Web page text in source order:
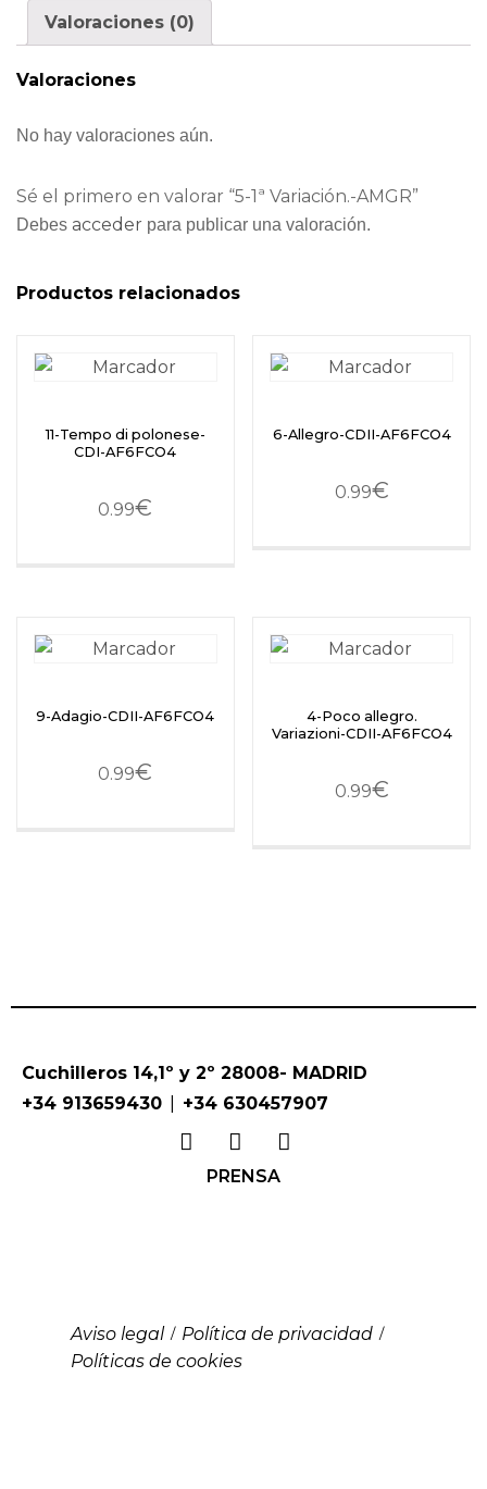
Valoraciones (0)
Valoraciones
No hay valoraciones aún.
Sé el primero en valorar “5-1ª Variación.-AMGR”
Debes acceder para publicar una valoración.
Productos relacionados
11-Tempo di polonese-
CDI-AF6FCO4
0.99€
6-Allegro-CDII-AF6FCO4
0.99€
9-Adagio-CDII-AF6FCO4
0.99€
4-Poco allegro.
Variazioni-CDII-AF6FCO4
0.99€
Cuchilleros 14,1º y 2º 28008- MADRID
+34 913659430 | +34 630457907
PRENSA
Aviso legal / Política de privacidad /
Políticas de cookies